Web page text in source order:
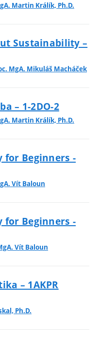
Martin Králík, Ph.D.
Sustainability –
MgA. Mikuláš Macháček
– 1-2DO-2
Martin Králík, Ph.D.
for Beginners -
Vít Baloun
for Beginners -
Vít Baloun
– 1AKPR
Ph.D.